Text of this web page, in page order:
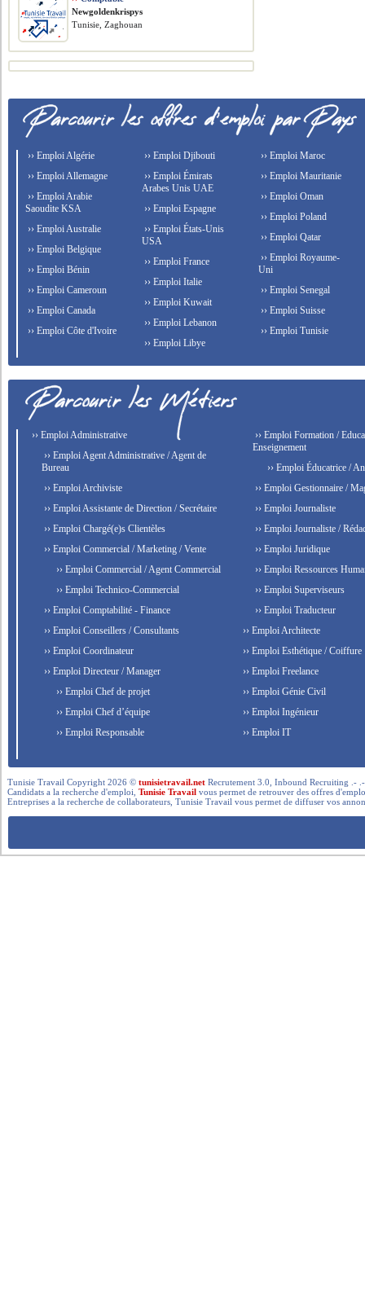
Newgoldenkrispys
Tunisie, Zaghouan
›› Emploi Algérie
›› Emploi Allemagne
›› Emploi Arabie
Saoudite KSA
›› Emploi Australie
›› Emploi Belgique
›› Emploi Bénin
›› Emploi Cameroun
›› Emploi Canada
›› Emploi Côte d'Ivoire
›› Emploi Djibouti
›› Emploi Émirats
Arabes Unis UAE
›› Emploi Espagne
›› Emploi États-Unis
USA
›› Emploi France
›› Emploi Italie
›› Emploi Kuwait
›› Emploi Lebanon
›› Emploi Libye
›› Emploi Maroc
›› Emploi Mauritanie
›› Emploi Oman
›› Emploi Poland
›› Emploi Qatar
›› Emploi Royaume-
Uni
›› Emploi Senegal
›› Emploi Suisse
›› Emploi Tunisie
›› Emploi Administrative
›› Emploi Agent Administrative / Agent de
Bureau
›› Emploi Archiviste
›› Emploi Assistante de Direction / Secrétaire
›› Emploi Chargé(e)s Clientèles
›› Emploi Commercial / Marketing / Vente
›› Emploi Commercial / Agent Commercial
›› Emploi Technico-Commercial
›› Emploi Comptabilité - Finance
›› Emploi Conseillers / Consultants
›› Emploi Coordinateur
›› Emploi Directeur / Manager
›› Emploi Chef de projet
›› Emploi Chef d’équipe
›› Emploi Responsable
›› Emploi Formation /
Enseignement
›› Emploi Éducatrice /
›› Emploi Gestionnaire /
›› Emploi Journaliste
›› Emploi Journaliste /
›› Emploi Juridique
›› Emploi Ressources
›› Emploi Superviseurs
›› Emploi Traducteur
›› Emploi Architecte
›› Emploi Esthétique / Coiffure
›› Emploi Freelance
›› Emploi Génie Civil
›› Emploi Ingénieur
›› Emploi IT
Tunisie Travail Copyright 2026 ©tunisietravail.net Recrutement 3.0, Inbound Recruiting .-
Candidats a la recherche d'emploi,Tunisie Travail vous permet de retrouver des offres
Entreprises a la recherche de collaborateurs, Tunisie Travail vous permet de diffuser vos